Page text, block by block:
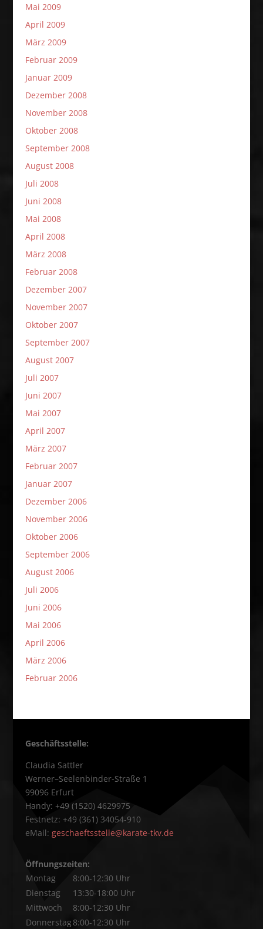
Mai 2009
April 2009
März 2009
Februar 2009
Januar 2009
Dezember 2008
November 2008
Oktober 2008
September 2008
August 2008
Juli 2008
Juni 2008
Mai 2008
April 2008
März 2008
Februar 2008
Dezember 2007
November 2007
Oktober 2007
September 2007
August 2007
Juli 2007
Juni 2007
Mai 2007
April 2007
März 2007
Februar 2007
Januar 2007
Dezember 2006
November 2006
Oktober 2006
September 2006
August 2006
Juli 2006
Juni 2006
Mai 2006
April 2006
März 2006
Februar 2006
Geschäftsstelle:
Claudia Sattler
Werner–Seelenbinder-Straße 1
99096 Erfurt
Handy: +49 (1520) 4629975
Festnetz: +49 (361) 34054-910
eMail: geschaeftsstelle@karate-tkv.de
Öffnungszeiten:
Montag
8:00-12:30 Uhr
Dienstag
13:30-18:00 Uhr
Mittwoch
8:00-12:30 Uhr
Donnerstag8:00-12:30 Uhr